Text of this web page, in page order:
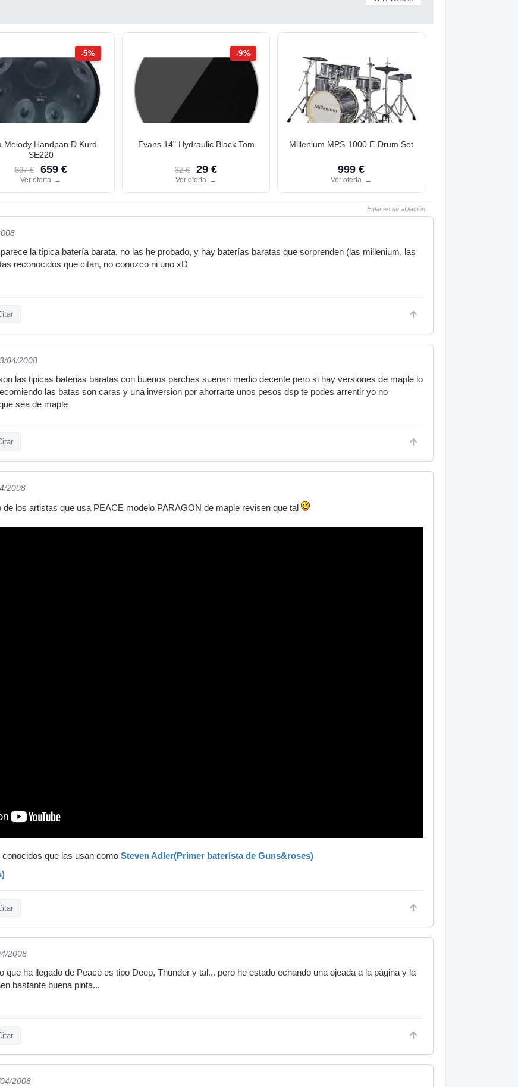
-5%
Melody Handpan D Kurd
SE220
697 € 659 €
Ver oferta →
-9%
Evans 14" Hydraulic Black Tom
32 € 29 €
Ver oferta →
Millenium MPS-1000 E-Drum Set
999 €
Ver oferta →
Enlaces de afiliación
la típica batería barata, no las he probado, y hay baterías baratas que sorprenden (las millenium, las
reconocidos que citan, no conozco ni uno xD
04/2008
las tipicas baterias baratas con buenos parches suenan medio decente pero si hay versiones de maple lo
las batas son caras y una inversion por ahorrarte unos pesos dsp te podes arrentir yo no
sea de maple
2008
de los artistas que usa PEACE modelo PARAGON de maple revisen que tal
que las usan como Steven Adler(Primer baterista de Guns&roses)
2008
que ha llegado de Peace es tipo Deep, Thunder y tal... pero he estado echando una ojeada a la página y la
bastante buena pinta...
2008